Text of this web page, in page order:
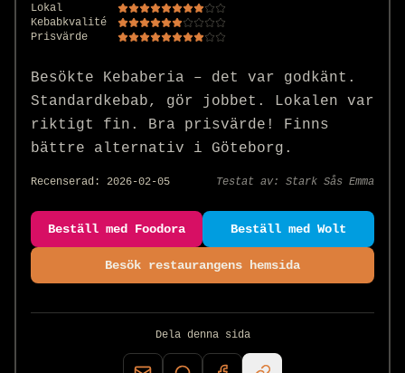
Lokal
Kebabkvalité
Prisvärde
Besökte Kebaberia – det var godkänt.
Standardkebab, gör jobbet. Lokalen var
riktigt fin. Bra prisvärde! Finns
bättre alternativ i Göteborg.
Recenserad: 2026-02-05 Testat av: Stark Sås Emma
Beställ med Foodora Beställ med Wolt
Besök restaurangens hemsida
Dela denna sida